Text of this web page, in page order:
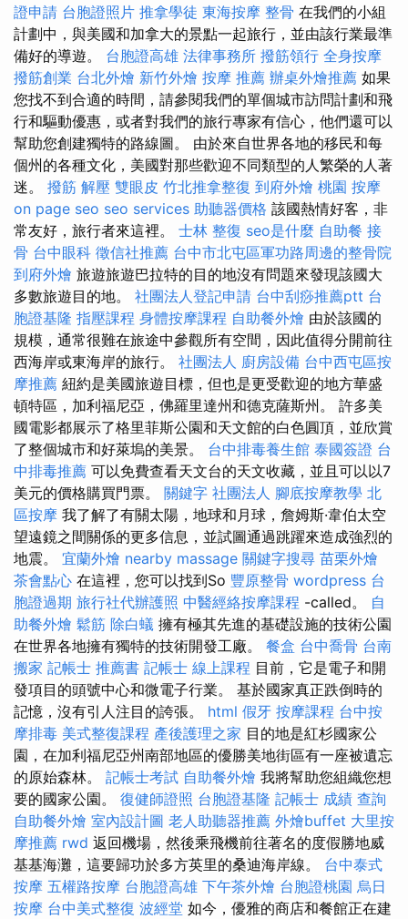
證申請 台胞證照片 推拿學徒 東海按摩 整骨 在我們的小組
計劃中，與美國和加拿大的景點一起旅行，並由該行業最準
備好的導遊。 台胞證高雄 法律事務所 撥筋領行 全身按摩
撥筋創業 台北外燴 新竹外燴 按摩 推薦 辦桌外燴推薦 如果
您找不到合適的時間，請參閱我們的單個城市訪問計劃和飛
行和驅動優惠，或者對我們的旅行專家有信心，他們還可以
幫助您創建獨特的路線圖。 由於來自世界各地的移民和每
個州的各種文化，美國對那些歡迎不同類型的人繁榮的人著
迷。 撥筋 解壓 雙眼皮 竹北推拿整復 到府外燴 桃園 按摩
on page seo seo services 助聽器價格 該國熱情好客，非
常友好，旅行者來這裡。 士林 整復 seo是什麼 自助餐 接
骨 台中眼科 徵信社推薦 台中市北屯區軍功路周邊的整骨院
到府外燴 旅遊旅遊巴拉特的目的地沒有問題來發現該國大
多數旅遊目的地。 社團法人登記申請 台中刮痧推薦ptt 台
胞證基隆 指壓課程 身體按摩課程 自助餐外燴 由於該國的
規模，通常很難在旅途中參觀所有空間，因此值得分開前往
西海岸或東海岸的旅行。 社團法人 廚房設備 台中西屯區按
摩推薦 紐約是美國旅遊目標，但也是更受歡迎的地方華盛
頓特區，加利福尼亞，佛羅里達州和德克薩斯州。 許多美
國電影都展示了格里菲斯公園和天文館的白色圓頂，並欣賞
了整個城市和好萊塢的美景。 台中排毒養生館 泰國簽證 台
中排毒推薦 可以免費查看天文台的天文收藏，並且可以以7
美元的價格購買門票。 關鍵字 社團法人 腳底按摩教學 北
區按摩 我了解了有關太陽，地球和月球，詹姆斯·韋伯太空
望遠鏡之間關係的更多信息，並試圖通過跳躍來造成強烈的
地震。 宜蘭外燴 nearby massage 關鍵字搜尋 苗栗外燴
茶會點心 在這裡，您可以找到So 豐原整骨 wordpress 台
胞證過期 旅行社代辦護照 中醫經絡按摩課程 -called。 自
助餐外燴 鬆筋 除白蟻 擁有極其先進的基礎設施的技術公園
在世界各地擁有獨特的技術開發工廠。 餐盒 台中喬骨 台南
搬家 記帳士 推薦書 記帳士 線上課程 目前，它是電子和開
發項目的頭號中心和微電子行業。 基於國家真正跌倒時的
記憶，沒有引人注目的誇張。 html 假牙 按摩課程 台中按
摩排毒 美式整復課程 產後護理之家 目的地是紅杉國家公
園，在加利福尼亞州南部地區的優勝美地街區有一座被遺忘
的原始森林。 記帳士考試 自助餐外燴 我將幫助您組織您想
要的國家公園。 復健師證照 台胞證基隆 記帳士 成績 查詢
自助餐外燴 室內設計圖 老人助聽器推薦 外燴buffet 大里按
摩推薦 rwd 返回機場，然後乘飛機前往著名的度假勝地威
基基海灘，這要歸功於多方英里的桑迪海岸線。 台中泰式
按摩 五權路按摩 台胞證高雄 下午茶外燴 台胞證桃園 烏日
按摩 台中美式整復 波經堂 如今，優雅的商店和餐館正在建